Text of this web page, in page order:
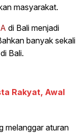
masyarakat.
di Bali menjadi
banyak sekali
Bali.
Rakyat, Awal
melanggar aturan